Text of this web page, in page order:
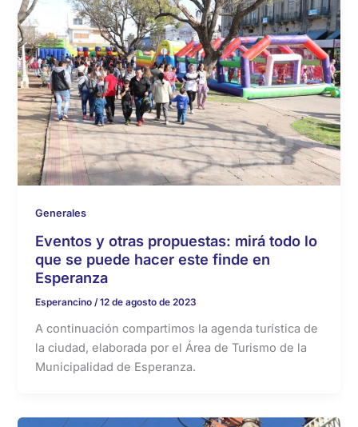
Generales
Eventos y otras propuestas: mirá todo lo
que se puede hacer este finde en
Esperanza
Esperancino /12 de agosto de 2023
A continuación compartimos la agenda turística de
la ciudad, elaborada por el Área de Turismo de la
Municipalidad de Esperanza.